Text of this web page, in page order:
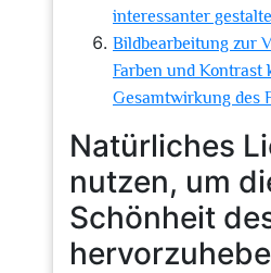
interessanter
Bildbearbeitung zur
Farben und Kontrast
Gesamtwirkung des
Natürliches
nutzen, um
Schönheit